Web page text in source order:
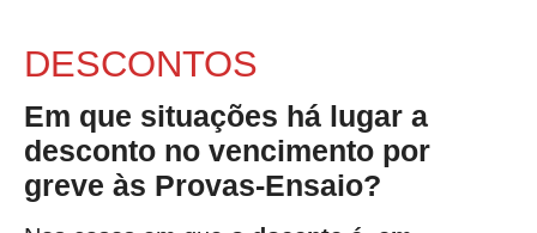
DESCONTOS
Em que situações há lugar a
desconto no vencimento por
greve às Provas-Ensaio?